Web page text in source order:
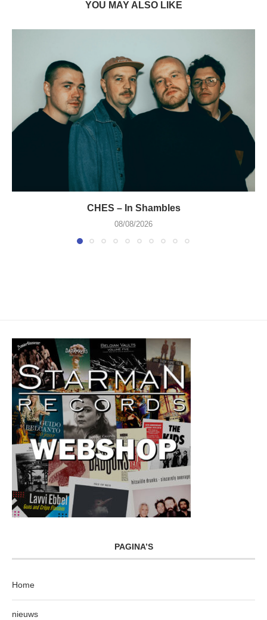
YOU MAY ALSO LIKE
CHES – In Shambles
08/08/2026
PAGINA’S
Home
nieuws